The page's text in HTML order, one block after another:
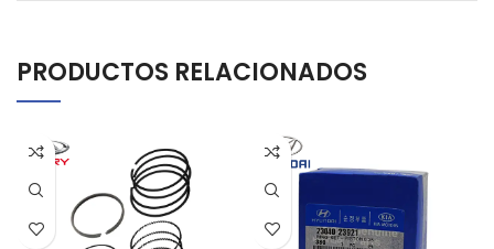
PRODUCTOS RELACIONADOS